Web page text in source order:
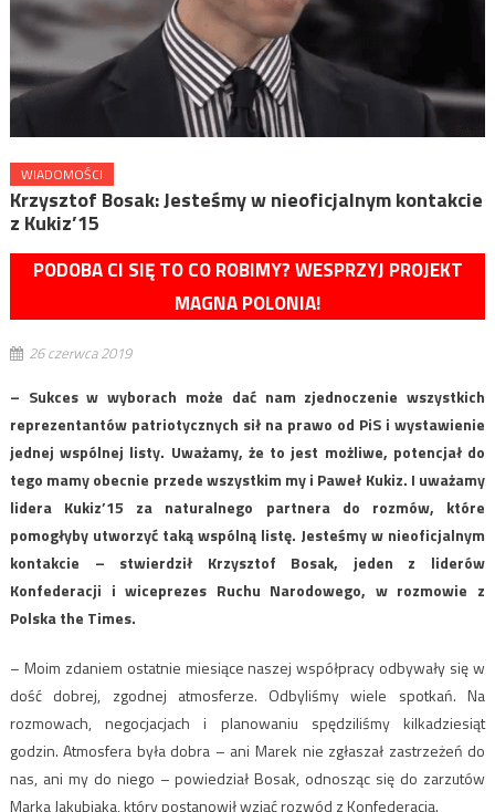
WIADOMOŚCI
Krzysztof Bosak: Jesteśmy w nieoficjalnym kontakcie
z Kukiz’15
PODOBA CI SIĘ TO CO ROBIMY? WESPRZYJ PROJEKT
MAGNA POLONIA!
26 czerwca 2019
– Sukces w wyborach może dać nam zjednoczenie wszystkich
reprezentantów patriotycznych sił na prawo od PiS i wystawienie
jednej wspólnej listy. Uważamy, że to jest możliwe, potencjał do
tego mamy obecnie przede wszystkim my i Paweł Kukiz. I uważamy
lidera Kukiz’15 za naturalnego partnera do rozmów, które
pomogłyby utworzyć taką wspólną listę. Jesteśmy w nieoficjalnym
kontakcie – stwierdził Krzysztof Bosak, jeden z liderów
Konfederacji i wiceprezes Ruchu Narodowego, w rozmowie z
Polska the Times.
– Moim zdaniem ostatnie miesiące naszej współpracy odbywały się w
dość dobrej, zgodnej atmosferze. Odbyliśmy wiele spotkań. Na
rozmowach, negocjacjach i planowaniu spędziliśmy kilkadziesiąt
godzin. Atmosfera była dobra – ani Marek nie zgłaszał zastrzeżeń do
nas, ani my do niego – powiedział Bosak, odnosząc się do zarzutów
Marka Jakubiaka, który postanowił wziąć rozwód z Konfederacją.